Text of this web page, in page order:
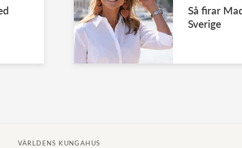
Så firar
Sverige
VÄRLDENS KUNGAHUS